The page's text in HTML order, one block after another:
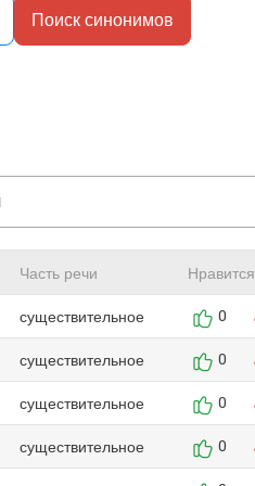
Поиск синонимов
Часть речи Нравится
существительное
0
существительное 0
существительное 0
существительное 0